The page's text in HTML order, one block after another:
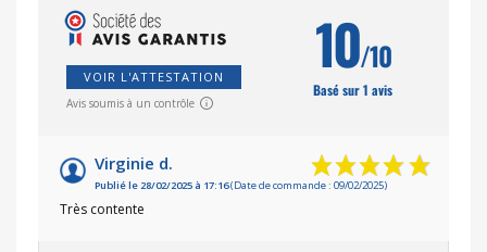
VOIR L'ATTESTATION
Avis soumis à un contrôle
10/10
Basé sur 1 avis
Virginie d.
Publié le 28/02/2025 à 17:16(Date de commande : 09/02/2025)
Très contente